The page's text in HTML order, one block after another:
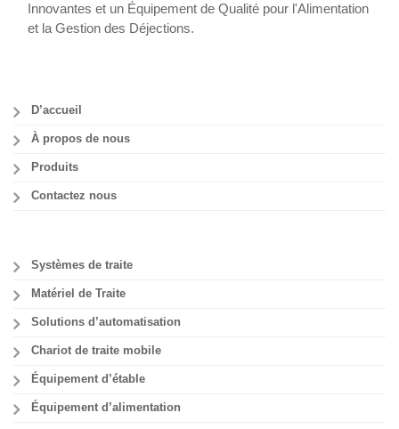
Innovantes et un Équipement de Qualité pour l'Alimentation
et la Gestion des Déjections.
D’accueil
À propos de nous
Produits
Contactez nous
Systèmes de traite
Matériel de Traite
Solutions d’automatisation
Chariot de traite mobile
Équipement d’étable
Équipement d’alimentation